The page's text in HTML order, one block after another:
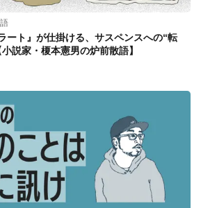
ート』が仕掛ける、サスペンスへの“転
説家・榎本憲男の炉前散語】